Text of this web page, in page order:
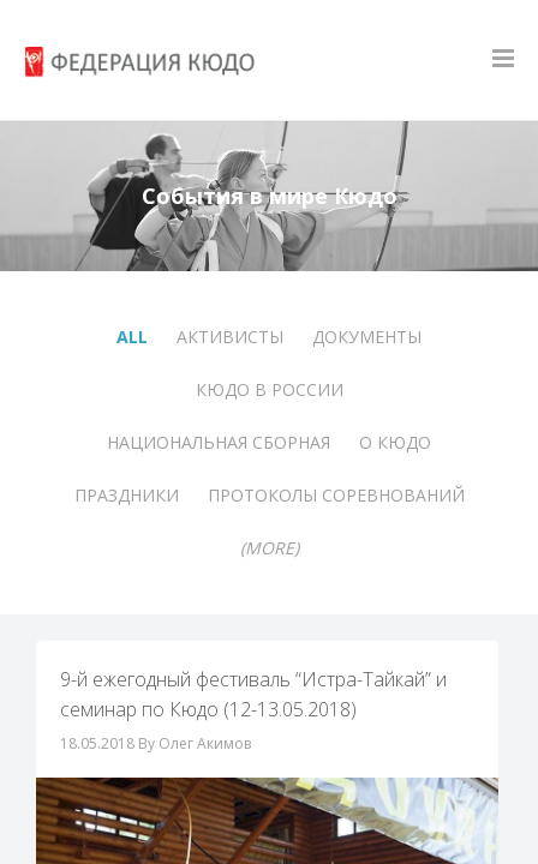
События в мире Кюдо
ALL АКТИВИСТЫ ДОКУМЕНТЫ
КЮДО В РОССИИ
НАЦИОНАЛЬНАЯ СБОРНАЯ О КЮДО
ПРАЗДНИКИ ПРОТОКОЛЫ СОРЕВНОВАНИЙ
(MORE)
9-й ежегодный фестиваль “Истра-Тайкай” и
семинар по Кюдо (12-13.05.2018)
18.05.2018 By Олег Акимов